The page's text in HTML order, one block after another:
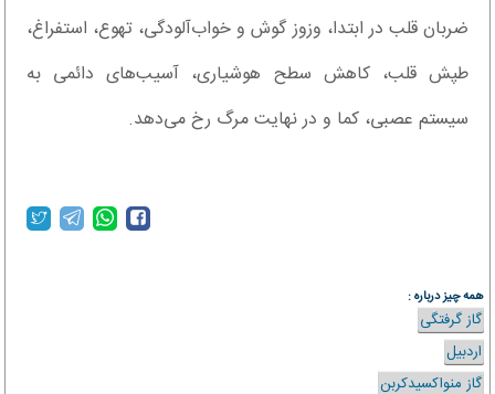
ضربان قلب در ابتدا، ‏وزوز گوش و خواب‌آلودگی، تهوع، استفراغ،
طپش قلب، کاهش سطح هوشیاری، آسیب‌های دائمی به
سیستم عصبی، کما و در نهایت مرگ رخ می‌‏دهد.
همه چیز درباره :
گاز گرفتگی
اردبیل
گاز منواکسیدکربن